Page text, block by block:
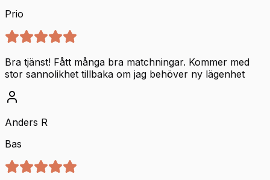
Prio
Bra tjänst! Fått många bra matchningar. Kommer med
stor sannolikhet tillbaka om jag behöver ny lägenhet
Anders R
Bas